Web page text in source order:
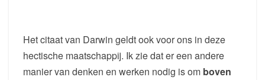
Het citaat van Darwin geldt ook voor ons in deze
hectische maatschappij. Ik zie dat er een andere
manier van denken en werken nodig is om boven